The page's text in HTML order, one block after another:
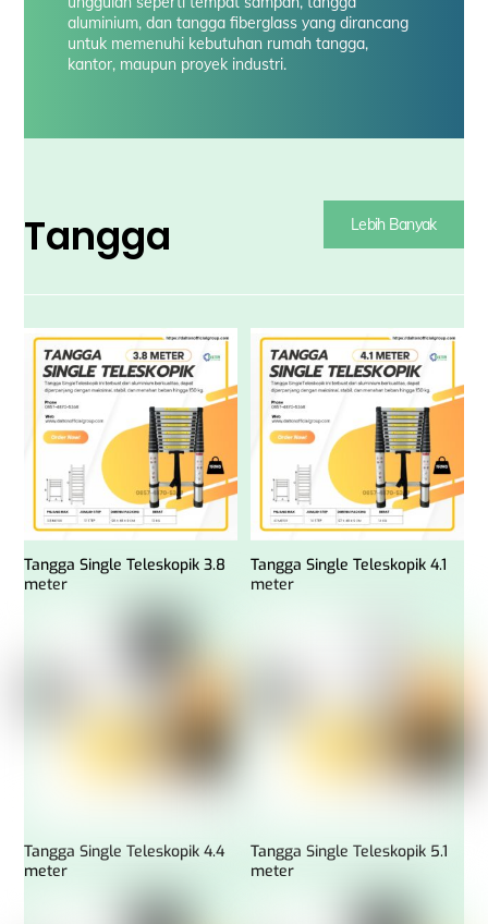
aluminium, dan tangga fiberglass yang dirancang
untuk memenuhi kebutuhan rumah tangga,
kantor, maupun proyek industri.
Tangga Lebih Banyak
Tangga Single Teleskopik 3.8
meter
Tangga Single Teleskopik 4.1
meter
Tangga Single Teleskopik 4.4
meter
Tangga Single Teleskopik 5.1
meter